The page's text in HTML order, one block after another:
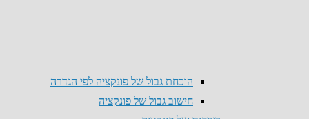
הוכחת גבול של פונקציה לפי הגדרה
חישוב גבול של פונקציה